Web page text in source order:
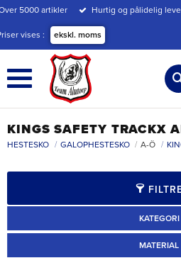
Menu
5000 artikler Hurtig og pålidelig
vises ekskl. moms
KINGS SAFETY TRACKX
HESTESKO GALOPHESTESKO A-Ö
KATEGORI
MATERIAL